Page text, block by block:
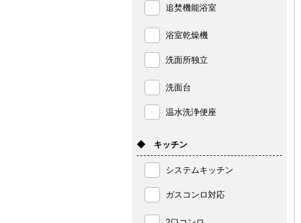
追焚機能浴室
浴室乾燥機
洗面所独立
洗面台
温水洗浄便座
◆ キッチン
システムキッチン
ガスコンロ対応